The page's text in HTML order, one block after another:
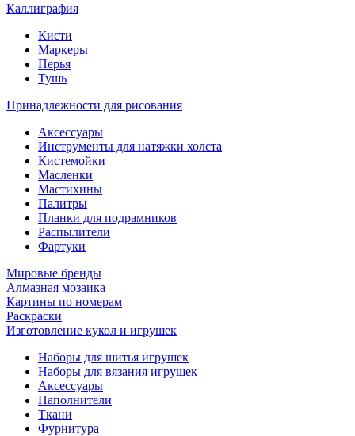
Каллиграфия
Кисти
Маркеры
Перья
Тушь
Принадлежности для рисования
Аксессуары
Инструменты для натяжки холста
Кистемойки
Масленки
Мастихины
Палитры
Планки для подрамников
Распылители
Фартуки
Мировые бренды
Алмазная мозаика
Картины по номерам
Раскраски
Изготовление кукол и игрушек
Наборы для шитья игрушек
Наборы для вязания игрушек
Аксессуары
Наполнители
Ткани
Фурнитура